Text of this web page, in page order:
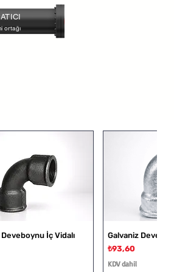
ortağı
Deveboynu İç Vidalı
Galvaniz
Fiyat
₺93,60
KDV dahil